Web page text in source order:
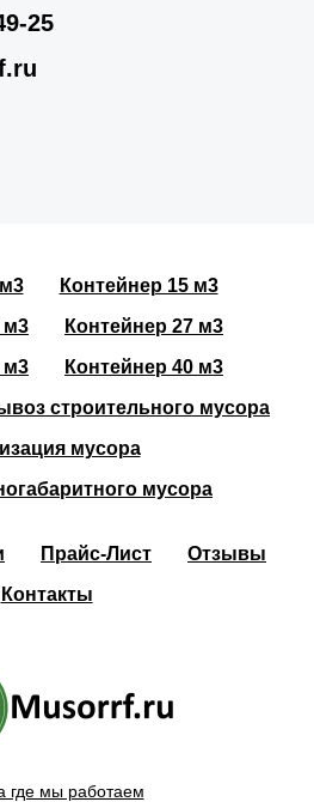
25
Контейнер 15 м3
м3
Контейнер 27 м3
м3
Контейнер 40 м3
строительного мусора
мусора
мусора
Прайс-Лист
Отзывы
Контакты
где мы работаем